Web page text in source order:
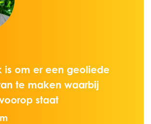
is om er een geoliede
te maken waarbij
staat